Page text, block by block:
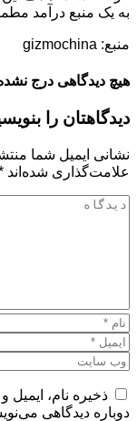
به یک منبع درآمد
منبع: gizmochina
هیچ دیدگاهی درج
دیدگاهتان را
نشانی ایمیل شما
علامت‌گذاری شده‌اند
ذخیره نام،
دوباره دیدگاهی